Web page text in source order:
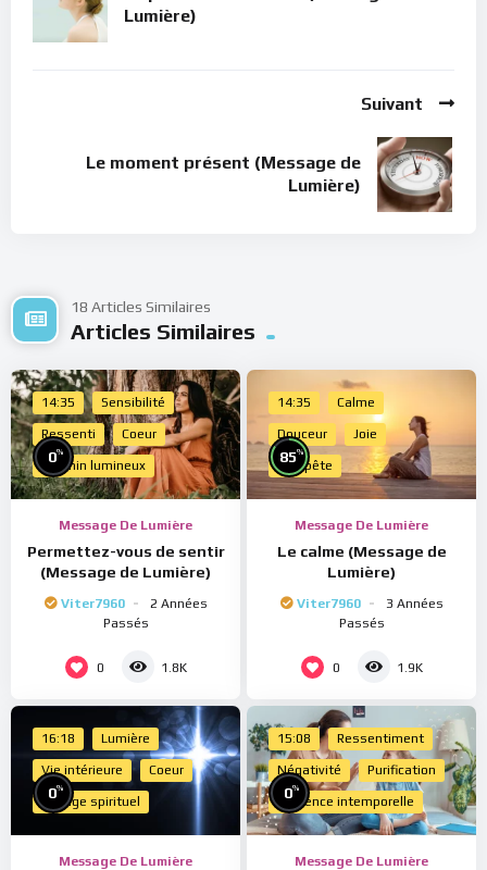
Lumière)
Suivant
Le moment présent (Message de
Lumière)
18 Articles Similaires
Articles Similaires
14:35 Sensibilité
Ressenti Coeur
Chemin lumineux
0%
Message De Lumière
Permettez-vous de sentir
(Message de Lumière)
Viter7960
2 Années
Passés
0 1.8K
14:35 Calme
Douceur Joie
Tempête
85%
Message De Lumière
Le calme (Message de
Lumière)
Viter7960
3 Années
Passés
0 1.9K
16:18 Lumière
Vie intérieure Coeur
Voyage spirituel
0%
Message De Lumière
15:08 Ressentiment
Négativité Purification
Présence intemporelle
0%
Message De Lumière